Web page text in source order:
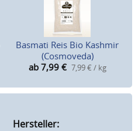
Basmati Reis Bio Kashmir
(Cosmoveda)
ab 7,99 € 7,99 € / kg
Hersteller: